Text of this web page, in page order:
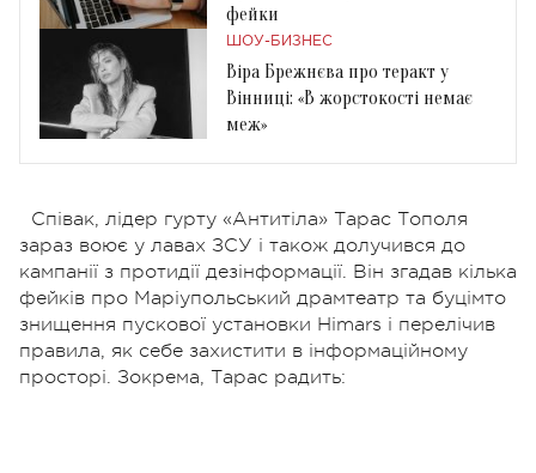
фейки
ШОУ-БИЗНЕС
Віра Брежнєва про теракт у
Вінниці: «В жорстокості немає
меж»
Співак, лідер гурту «Антитіла» Тарас Тополя
зараз воює у лавах ЗСУ і також долучився до
кампанії з протидії дезінформації. Він згадав кілька
фейків про Маріупольський драмтеатр та буцімто
знищення пускової установки Himars і перелічив
правила, як себе захистити в інформаційному
просторі. Зокрема, Тарас радить: